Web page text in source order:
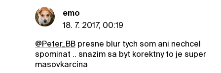
emo
18. 7. 2017, 00:19
@Peter_BBpresne blur tych som ani nechcel
spominat .. snazim sa byt korektny to je super
masovkarcina